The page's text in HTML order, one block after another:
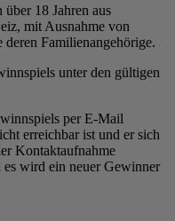
18 Jahren aus
mit Ausnahme von
Familienangehörige.
unter den gültigen
per E-Mail
erreichbar ist und er sich
Kontaktaufnahme
wird ein neuer Gewinner